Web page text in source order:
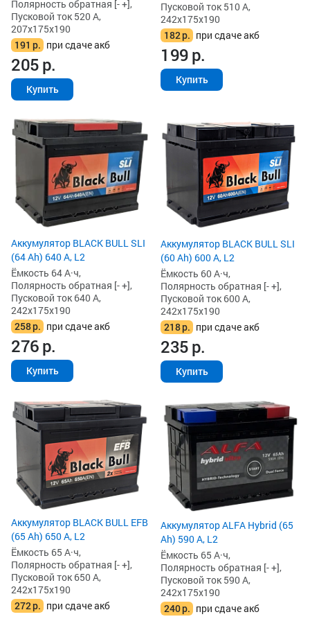
Полярность обратная [- +],
Пусковой ток 520 А,
207x175x190
191 р. при сдаче акб
205р.
Купить
Пусковой ток 510 А,
242x175x190
182р. при сдаче акб
199р.
Купить
Аккумулятор BLACK BULL SLI
(64 Ah) 640 А, L2
Ёмкость 64 А·ч,
Полярность обратная [- +],
Пусковой ток 640 А,
242x175x190
258р. при сдаче акб
276р.
Купить
Аккумулятор BLACK BULL SLI
(60 Ah) 600 А, L2
Ёмкость 60 А·ч,
Полярность обратная [- +],
Пусковой ток 600 А,
242x175x190
218р. при сдаче акб
235р.
Купить
Аккумулятор BLACK BULL EFB
(65 Ah) 650 А, L2
Ёмкость 65 А·ч,
Полярность обратная [- +],
Пусковой ток 650 А,
242x175x190
272р. при сдаче акб
Аккумулятор ALFA Hybrid (65
Ah) 590 А, L2
Ёмкость 65 А·ч,
Полярность обратная [- +],
Пусковой ток 590 А,
242x175x190
240р. при сдаче акб